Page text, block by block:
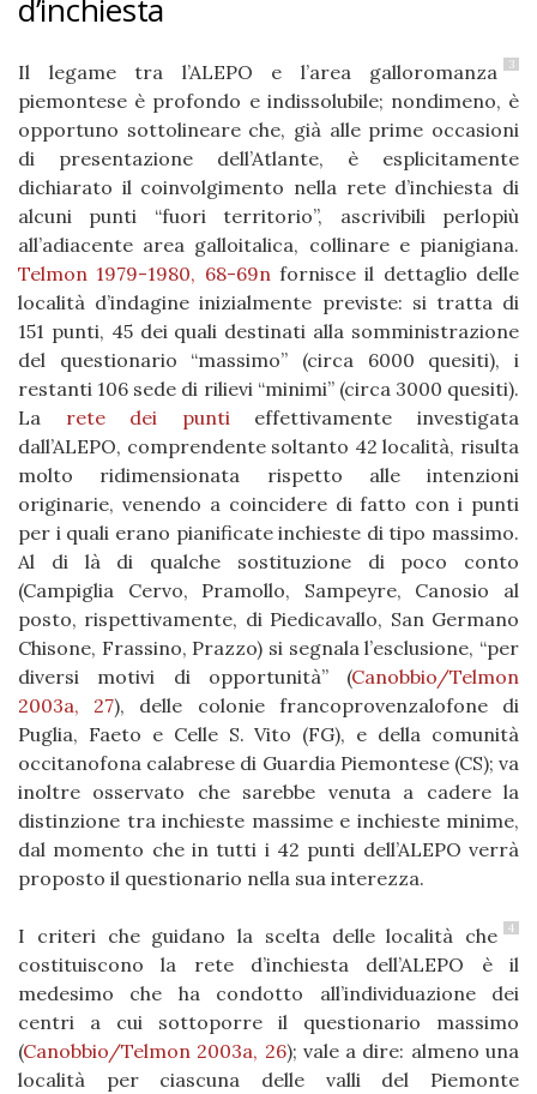
d’inchiesta
3
Il legame tra l’ALEPO e l’area galloromanza
piemontese è profondo e indissolubile; nondimeno, è
opportuno sottolineare che, già alle prime occasioni
di presentazione dell’Atlante, è esplicitamente
dichiarato il coinvolgimento nella rete d’inchiesta di
alcuni punti “fuori territorio”, ascrivibili perlopiù
all’adiacente area galloitalica, collinare e pianigiana.
Telmon 1979-1980, 68-69nfornisce il dettaglio delle
località d’indagine inizialmente previste: si tratta di
151 punti, 45 dei quali destinati alla somministrazione
del questionario “massimo” (circa 6000 quesiti), i
restanti 106 sede di rilievi “minimi” (circa 3000 quesiti).
La rete dei punti effettivamente investigata
dall’ALEPO, comprendente soltanto 42 località, risulta
molto ridimensionata rispetto alle intenzioni
originarie, venendo a coincidere di fatto con i punti
per i quali erano pianificate inchieste di tipo massimo.
Al di là di qualche sostituzione di poco conto
(Campiglia Cervo, Pramollo, Sampeyre, Canosio al
posto, rispettivamente, di Piedicavallo, San Germano
Chisone, Frassino, Prazzo) si segnala l’esclusione, “per
diversi motivi di opportunità” (Canobbio/Telmon
2003a, 27), delle colonie francoprovenzalofone di
Puglia, Faeto e Celle S. Vito (FG), e della comunità
occitanofona calabrese di Guardia Piemontese (CS); va
inoltre osservato che sarebbe venuta a cadere la
distinzione tra inchieste massime e inchieste minime,
dal momento che in tutti i 42 punti dell’ALEPO verrà
proposto il questionario nella sua interezza.
4
I criteri che guidano la scelta delle località che
costituiscono la rete d’inchiesta dell’ALEPO è il
medesimo che ha condotto all’individuazione dei
centri a cui sottoporre il questionario massimo
(Canobbio/Telmon 2003a, 26); vale a dire: almeno una
località per ciascuna delle valli del Piemonte